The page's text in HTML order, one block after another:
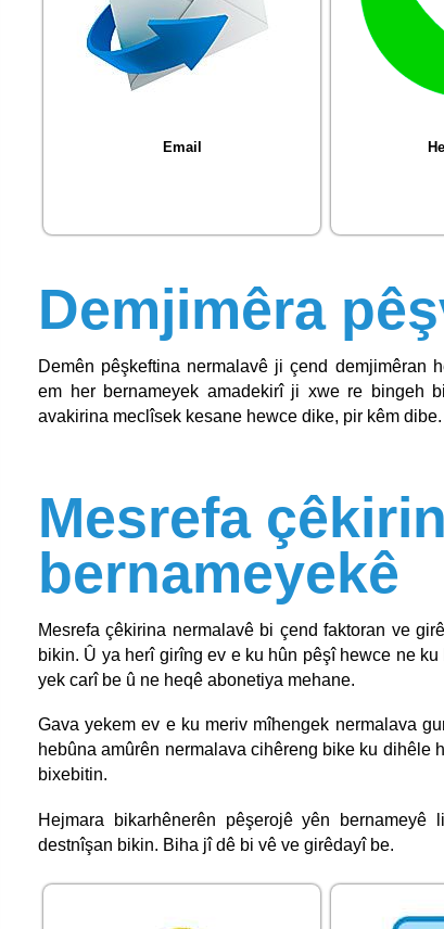
Email
Demjimêra
Demên pêşkeftina nermalavê ji çend demjimêran
em her bernameyek amadekirî ji xwe re bingeh
avakirina meclîsek kesane hewce dike, pir kêm dibe.
Mesrefa
bernameyekê
Mesrefa çêkirina nermalavê bi çend faktoran ve
bikin. Û ya herî girîng ev e ku hûn pêşî hewce ne
yek carî be û ne heqê abonetiya mehane.
Gava yekem ev e ku meriv mîhengek nermalava
hebûna amûrên nermalava cihêreng bike ku dihêle
bixebitin.
Hejmara bikarhênerên pêşerojê yên
destnîşan bikin. Biha jî dê bi vê ve girêdayî be.